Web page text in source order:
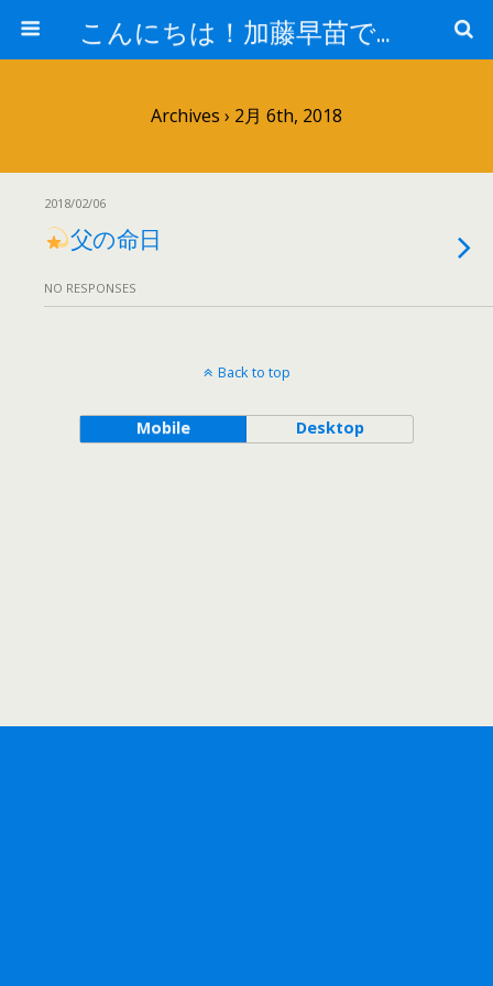
こんにちは！加藤早苗です。
Archives › 2月 6th, 2018
2018/02/06
父の命日
NO RESPONSES
Back to top
Mobile Desktop